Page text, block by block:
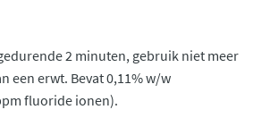
2 minuten, gebruik niet meer
een erwt. Bevat 0,11% w/w
fluoride ionen).